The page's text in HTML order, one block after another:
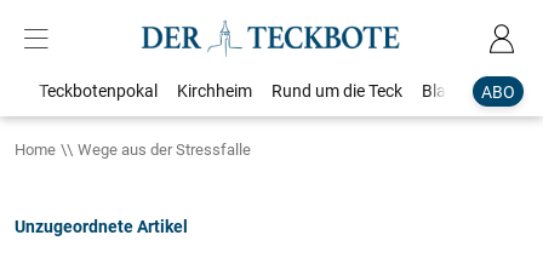
ABO
Teckbotenpokal Kirchheim Rund um die Teck Blaulicht
Home Wege aus der Stressfalle
Unzugeordnete Artikel